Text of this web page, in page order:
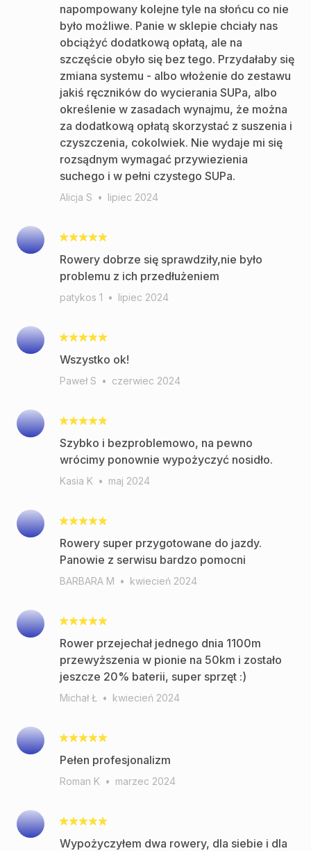
napompowany kolejne tyle na słońcu co nie
było możliwe. Panie w sklepie chciały nas
obciążyć dodatkową opłatą, ale na
szczęście obyło się bez tego. Przydałaby się
zmiana systemu - albo włożenie do zestawu
jakiś ręczników do wycierania SUPa, albo
określenie w zasadach wynajmu, że można
za dodatkową opłatą skorzystać z suszenia i
czyszczenia, cokolwiek. Nie wydaje mi się
rozsądnym wymagać przywiezienia
suchego i w pełni czystego SUPa.
Alicja S • lipiec 2024
Rowery dobrze się sprawdziły,nie było
problemu z ich przedłużeniem
patykos 1 • lipiec 2024
Wszystko ok!
Paweł S • czerwiec 2024
Szybko i bezproblemowo, na pewno
wrócimy ponownie wypożyczyć nosidło.
Kasia K • maj 2024
Rowery super przygotowane do jazdy.
Panowie z serwisu bardzo pomocni
BARBARA M • kwiecień 2024
Rower przejechał jednego dnia 1100m
przewyższenia w pionie na 50km i zostało
jeszcze 20% baterii, super sprzęt :)
Michał Ł • kwiecień 2024
Pełen profesjonalizm
Roman K • marzec 2024
Wypożyczyłem dwa rowery, dla siebie i dla